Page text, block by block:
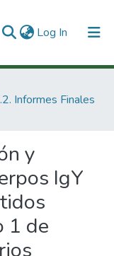
Log In (current)
Informes Finales
y
IgY
1 de